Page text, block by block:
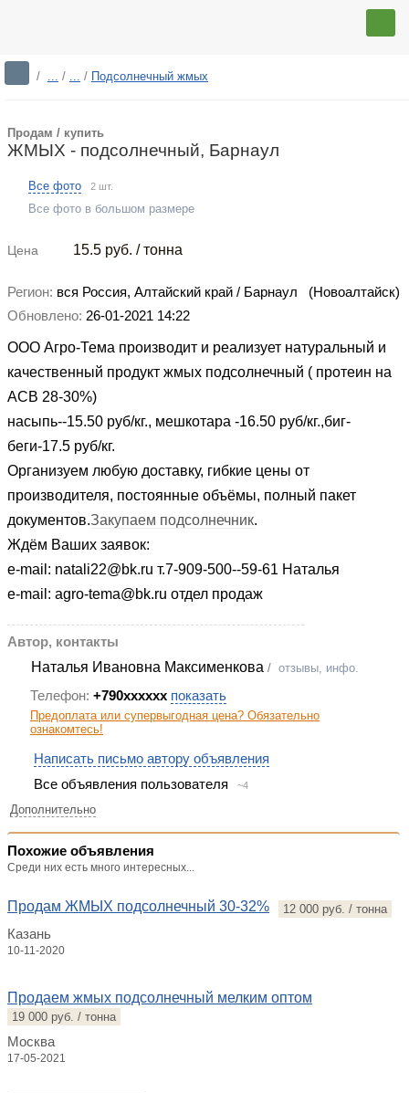
/ ... / ... / Подсолнечный жмых
Продам / купить
ЖМЫХ - подсолнечный, Барнаул
Все фото 2 шт.
Все фото в большом размере
Цена 15.5 руб. / тонна
Регион: вся Россия, Алтайский край / Барнаул (Новоалтайск)
Обновлено: 26-01-2021 14:22
ООО Агро-Тема производит и реализует натуральный и
качественный продукт жмых подсолнечный ( протеин на
АСВ 28-30%)
насыпь--15.50 руб/кг., мешкотара -16.50 руб/кг.,биг-
беги-17.5 руб/кг.
Организуем любую доставку, гибкие цены от
производителя, постоянные объёмы, полный пакет
документов.Закупаем подсолнечник.
Ждём Ваших заявок:
e-mail: natali22@bk.ru т.7-909-500--59-61 Наталья
e-mail: agro-tema@bk.ru отдел продаж
Автор, контакты
Наталья Ивановна Максименкова / отзывы, инфо.
Телефон: +790xxxxxx показать
Предоплата или супервыгодная цена? Обязательно
ознакомтесь!
Написать письмо автору объявления
Все объявления пользователя
~4
Дополнительно
Похожие объявления
Среди них есть много интересных...
Продам ЖМЫХ подсолнечный 30-32% 12 000 руб. / тонна
Казань
10-11-2020
Продаем жмых подсолнечный мелким оптом
19 000 руб. / тонна
Москва
17-05-2021